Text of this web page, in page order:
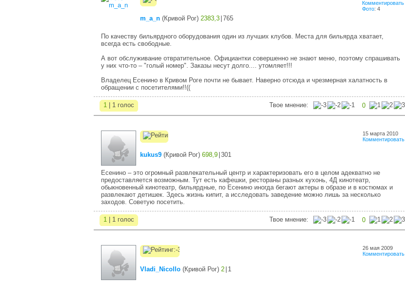
m_a_n (Кривой Рог) 2383,3 765
Комментировать
Фото: 4
По качеству бильярдного оборудования один из лучших клубов. Места для бильярда хватает,
всегда есть свободные.
А вот обслуживание отвратительное. Официантки совершенно не знают меню, поэтому спрашивать
у них что-то – "голый номер". Заказы несут долго.... утомляет!!!
Владелец Есенино в Кривом Роге почти не бывает. Наверно отсюда и чрезмерная халатность в
обращении с посетителями!!((
1 | 1 голос Твое мнение: 0
kukus9 (Кривой Рог) 698,9 301
15 марта 2010
Комментировать
Есенино – это огромный развлекательный центр и характеризовать его в целом адекватно не
предоставляется возможным. Тут есть кафешки, рестораны разных кухонь, 4Д кинотеатр,
обыкновенный кинотеатр, бильярдные, по Есенино иногда бегают актеры в образе и в костюмах и
развлекают детишек. Здесь жизнь кипит, а исследовать заведение можно лишь за несколько
заходов. Советую посетить.
1 | 1 голос Твое мнение: 0
Vladi_Nicollo (Кривой Рог) 2 1
26 мая 2009
Комментировать